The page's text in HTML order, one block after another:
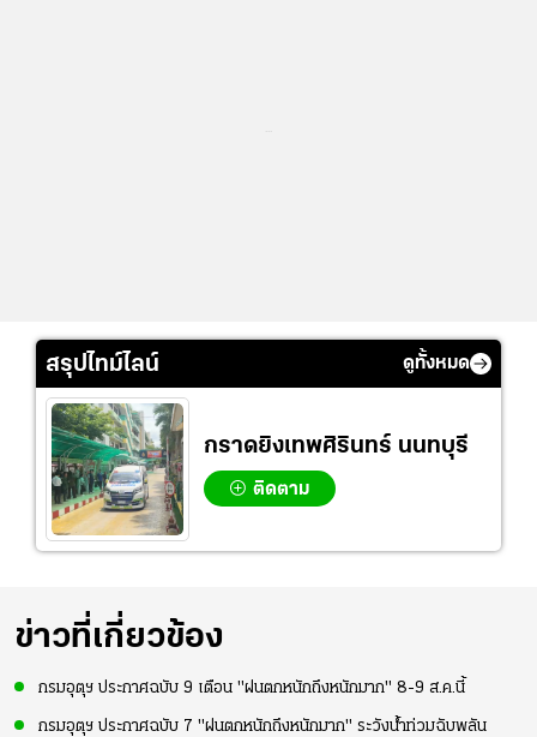
สรุปไทม์ไลน์ ดูทั้งหมด
กราดยิงเทพศิรินทร์ นนทบุรี
ติดตาม
ข่าวที่เกี่ยวข้อง
กรมอุตุฯ ประกาศฉบับ 9 เตือน "ฝนตกหนักถึงหนักมาก" 8-9 ส.ค.นี้
กรมอุตุฯ ประกาศฉบับ 7 "ฝนตกหนักถึงหนักมาก" ระวังน้ำท่วมฉับพลัน